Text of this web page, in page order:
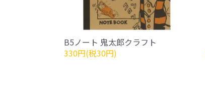
B5ノート 鬼太郎クラフト
330円(税30円)